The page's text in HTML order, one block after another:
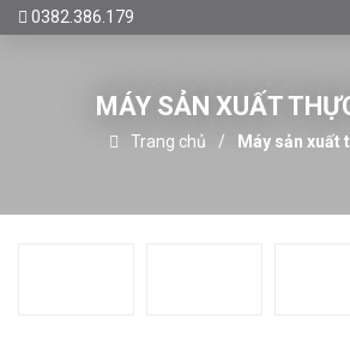
0382.386.179
MÁY SẢN XUẤT
Trang chủ Máy sản xuất